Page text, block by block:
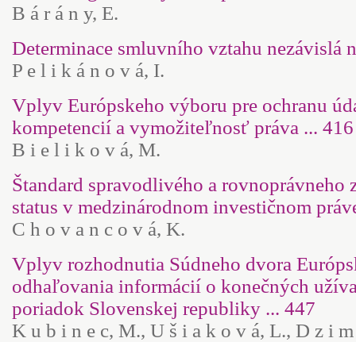
B á r á n y, E.
Determinace smluvního vztahu nezávislá
P e l i k á n o v á, I.
Vplyv Európskeho výboru pre ochranu
kompetencií a vymožiteľnosť práva ... 416
B i e l i k o v á, M.
Štandard spravodlivého a rovnoprávneho
status v medzinárodnom investičnom
C h o v a n c o v á, K.
Vplyv rozhodnutia Súdneho dvora
odhaľovania informácií o konečných
poriadok Slovenskej republiky ... 447
K u b i n e c, M., U š i a k o v á, L., D z i